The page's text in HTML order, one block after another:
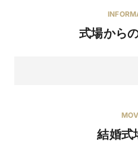
式場から
結婚式